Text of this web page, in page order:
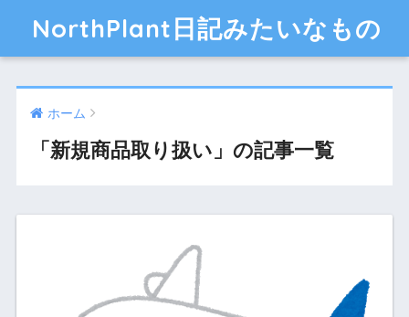
NorthPlant日記みたいなもの
ホーム
「新規商品取り扱い」の記事一覧